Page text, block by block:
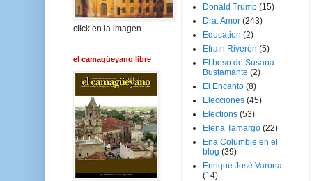
click en la imagen
el camagüeyano libre
Donald Trump (15)
Dra. Amor (243)
Education (2)
Efraín Riverón (5)
El beso de Susana
Bustamante (2)
El Encanto (8)
Elecciones (45)
Elections (53)
Elena Tamargo (22)
Ena Columbie en el
blog (39)
Enrique José Varona
(14)